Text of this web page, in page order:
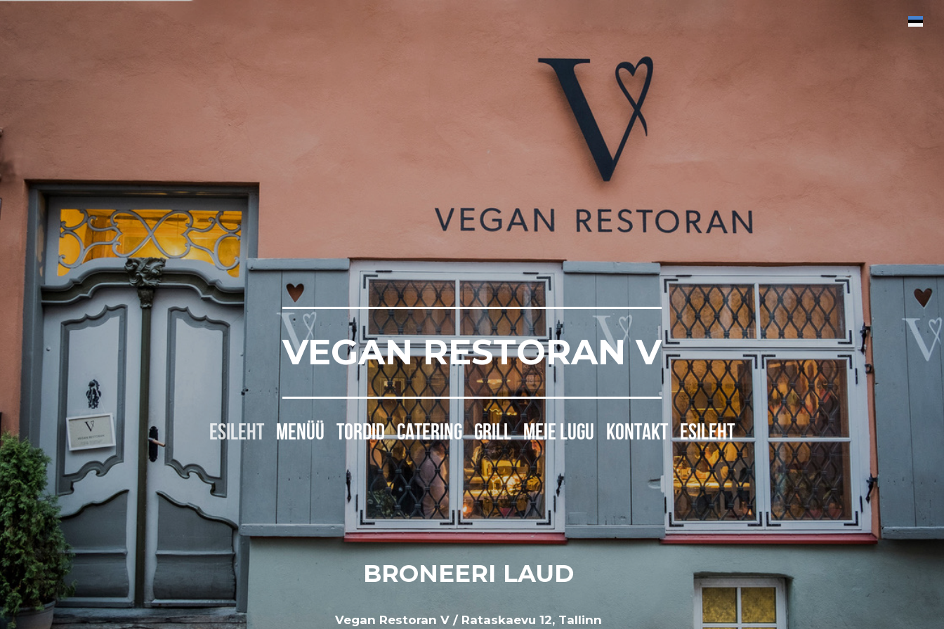
VEGAN RESTORAN V
ESILEHT MENÜÜ TORDID CATERING GRILL MEIE LUGU KONTAKT ESILEHT
BRONEERI LAUD
Vegan Restoran V / Rataskaevu 12, Tallinn